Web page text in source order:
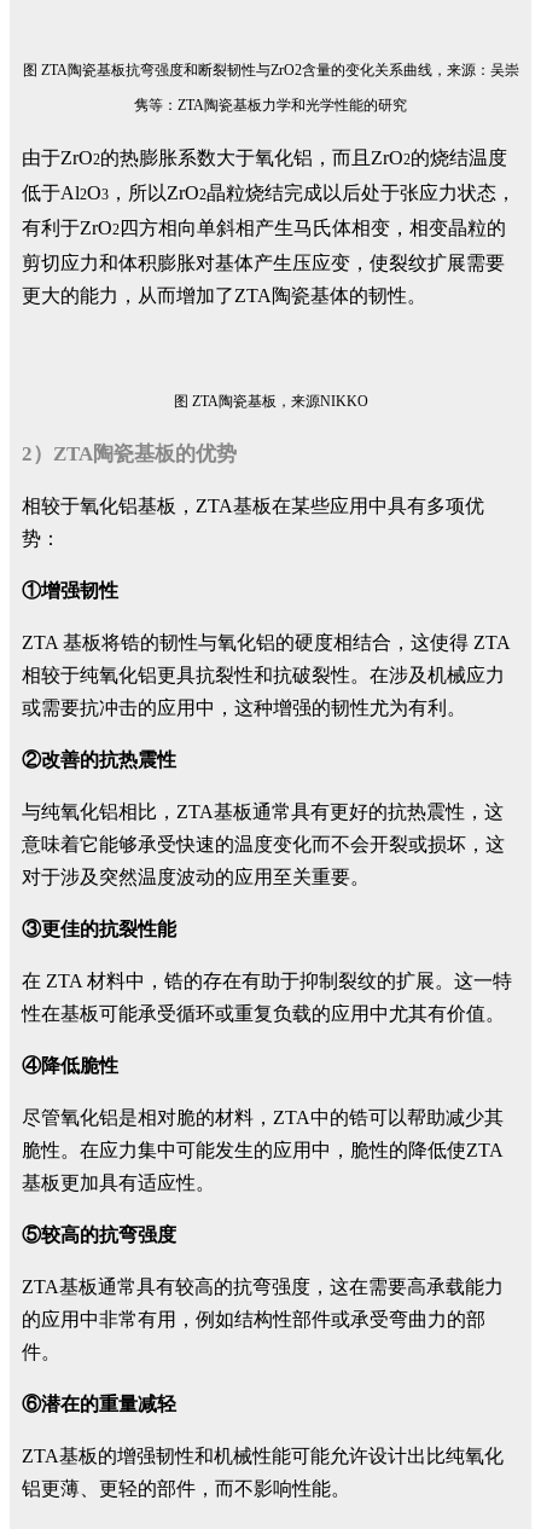
图 ZTA陶瓷基板抗弯强度和断裂韧性与ZrO2含量的变化关系曲线，来源：吴崇
隽等：ZTA陶瓷基板力学和光学性能的研究
由于ZrO2的热膨胀系数大于氧化铝，而且ZrO2的烧结温度
低于Al2O3 ，所以ZrO2晶粒烧结完成以后处于张应力状态，
有利于ZrO2 四方相向单斜相产生马氏体相变，相变晶粒的
剪切应力和体积膨胀对基体产生压应变，使裂纹扩展需要
更大的能力，从而增加了ZTA陶瓷基体的韧性。
图 ZTA陶瓷基板，来源NIKKO
2）ZTA陶瓷基板的优势
相较于氧化铝基板，ZTA基板在某些应用中具有多项优
势：
①增强韧性
ZTA 基板将锆的韧性与氧化铝的硬度相结合，这使得 ZTA
相较于纯氧化铝更具抗裂性和抗破裂性。在涉及机械应力
或需要抗冲击的应用中，这种增强的韧性尤为有利。
②改善的抗热震性
与纯氧化铝相比，ZTA基板通常具有更好的抗热震性，这
意味着它能够承受快速的温度变化而不会开裂或损坏，这
对于涉及突然温度波动的应用至关重要。
③更佳的抗裂性能
在 ZTA 材料中，锆的存在有助于抑制裂纹的扩展。这一特
性在基板可能承受循环或重复负载的应用中尤其有价值。
④降低脆性
尽管氧化铝是相对脆的材料，ZTA中的锆可以帮助减少其
脆性。在应力集中可能发生的应用中，脆性的降低使ZTA
基板更加具有适应性。
⑤较高的抗弯强度
ZTA基板通常具有较高的抗弯强度，这在需要高承载能力
的应用中非常有用，例如结构性部件或承受弯曲力的部
件。
⑥潜在的重量减轻
ZTA基板的增强韧性和机械性能可能允许设计出比纯氧化
铝更薄、更轻的部件，而不影响性能。